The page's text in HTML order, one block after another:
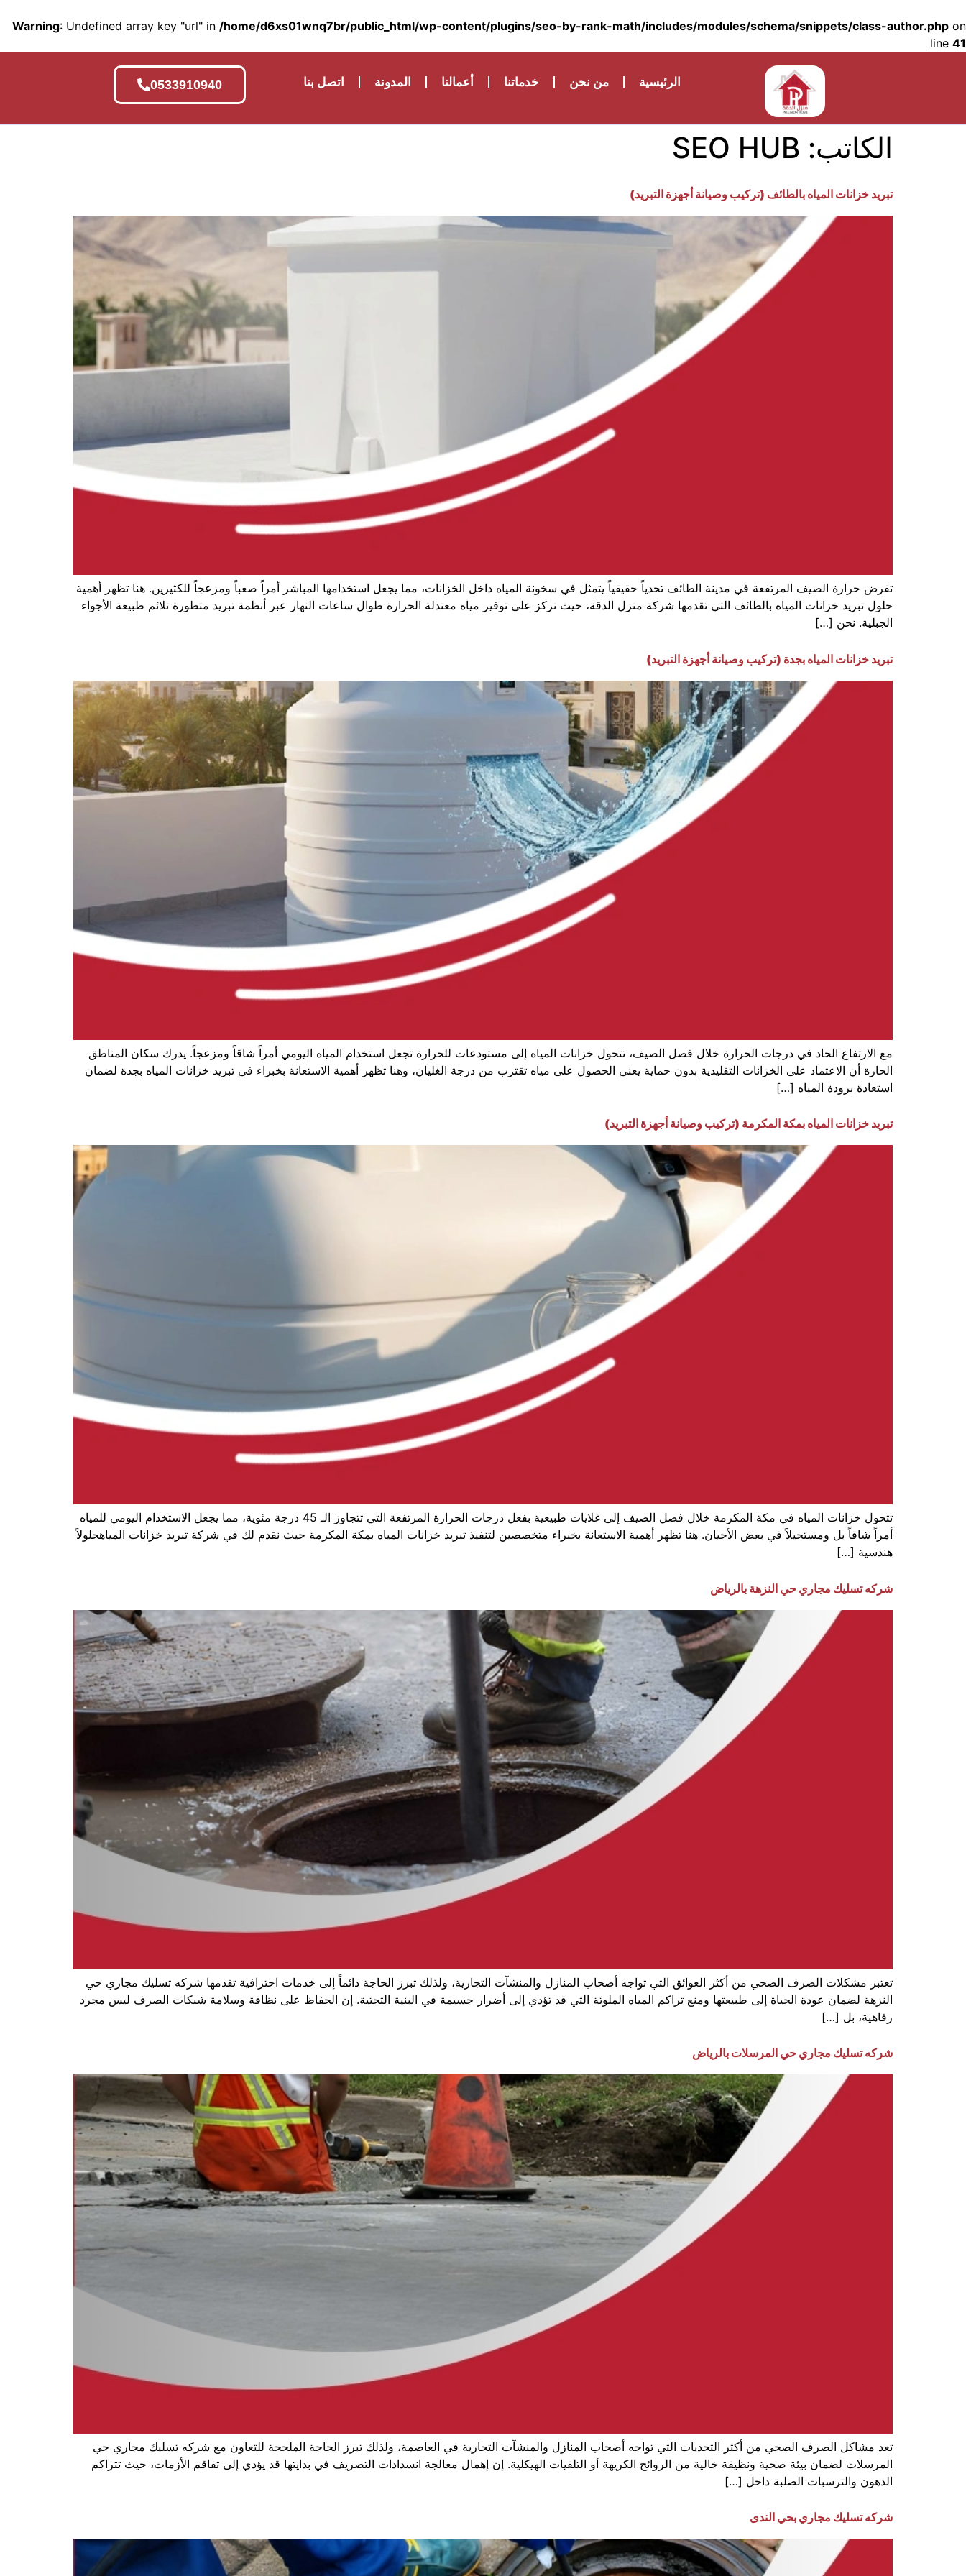
Warning: Undefined array key "url" in /home/d6xs01wnq7br/public_html/wp-content/plugins/seo-by-rank-math/includes/modules/schema/snippets/class-author.php on
line 41
الرئيسية من نحن خدماتنا أعمالنا المدونة اتصل بنا 0533910940
الكاتب: SEO HUB
تبريد خزانات المياه بالطائف (تركيب وصيانة أجهزة التبريد)
تفرض حرارة الصيف المرتفعة في مدينة الطائف تحدياً حقيقياً يتمثل في سخونة المياه داخل الخزانات، مما يجعل استخدامها المباشر أمراً صعباً ومزعجاً للكثيرين. هنا تظهر أهمية
حلول تبريد خزانات المياه بالطائف التي تقدمها شركة منزل الدقة، حيث نركز على توفير مياه معتدلة الحرارة طوال ساعات النهار عبر أنظمة تبريد متطورة تلائم طبيعة الأجواء
الجبلية. نحن […]
تبريد خزانات المياه بجدة (تركيب وصيانة أجهزة التبريد)
مع الارتفاع الحاد في درجات الحرارة خلال فصل الصيف، تتحول خزانات المياه إلى مستودعات للحرارة تجعل استخدام المياه اليومي أمراً شاقاً ومزعجاً. يدرك سكان المناطق
الحارة أن الاعتماد على الخزانات التقليدية بدون حماية يعني الحصول على مياه تقترب من درجة الغليان، وهنا تظهر أهمية الاستعانة بخبراء في تبريد خزانات المياه بجدة لضمان
استعادة برودة المياه […]
تبريد خزانات المياه بمكة المكرمة (تركيب وصيانة أجهزة التبريد)
تتحول خزانات المياه في مكة المكرمة خلال فصل الصيف إلى غلايات طبيعية بفعل درجات الحرارة المرتفعة التي تتجاوز الـ 45 درجة مئوية، مما يجعل الاستخدام اليومي للمياه
أمراً شاقاً بل ومستحيلاً في بعض الأحيان. هنا تظهر أهمية الاستعانة بخبراء متخصصين لتنفيذ تبريد خزانات المياه بمكة المكرمة حيث نقدم لك في شركة تبريد خزانات المياهحلولاً
هندسية […]
شركه تسليك مجاري حي النزهة بالرياض
تعتبر مشكلات الصرف الصحي من أكثر العوائق التي تواجه أصحاب المنازل والمنشآت التجارية، ولذلك تبرز الحاجة دائماً إلى خدمات احترافية تقدمها شركه تسليك مجاري حي
النزهة لضمان عودة الحياة إلى طبيعتها ومنع تراكم المياه الملوثة التي قد تؤدي إلى أضرار جسيمة في البنية التحتية. إن الحفاظ على نظافة وسلامة شبكات الصرف ليس مجرد
رفاهية، بل […]
شركه تسليك مجاري حي المرسلات بالرياض
تعد مشاكل الصرف الصحي من أكثر التحديات التي تواجه أصحاب المنازل والمنشآت التجارية في العاصمة، ولذلك تبرز الحاجة الملححة للتعاون مع شركه تسليك مجاري حي
المرسلات لضمان بيئة صحية ونظيفة خالية من الروائح الكريهة أو التلفيات الهيكلية. إن إهمال معالجة انسدادات التصريف في بدايتها قد يؤدي إلى تفاقم الأزمات، حيث تتراكم
الدهون والترسبات الصلبة داخل […]
شركه تسليك مجاري بحي الندى